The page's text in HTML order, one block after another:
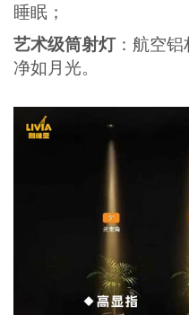
睡眠；
艺术级筒射灯：航空铝
净如月光。